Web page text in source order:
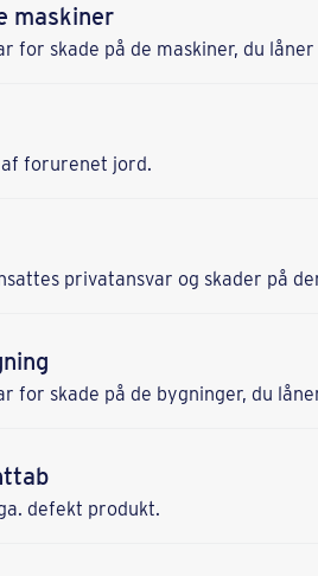
maskiner
for skade på de maskiner, du
forurenet jord.
privatansvar og skader på
for skade på de bygninger, du
defekt produkt.